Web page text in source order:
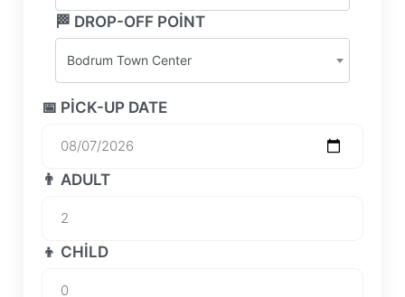
🏁 DROP-OFF POINT
Bodrum Town Center
📅 PICK-UP DATE
👨 ADULT
👦 CHILD